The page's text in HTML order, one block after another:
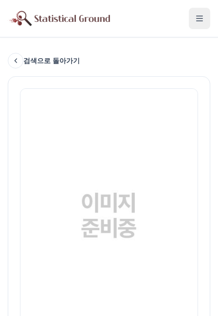
검색으로 돌아가기